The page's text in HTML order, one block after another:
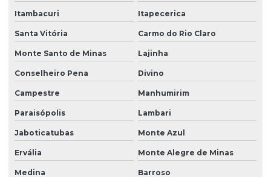
Itambacuri Itapecerica
Santa Vitória Carmo do Rio Claro
Monte Santo de Minas Lajinha
Conselheiro Pena Divino
Campestre Manhumirim
Paraisópolis Lambari
Jaboticatubas Monte Azul
Ervália Monte Alegre de Minas
Medina Barroso